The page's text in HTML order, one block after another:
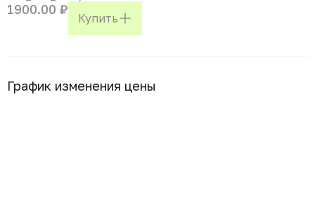
1900.00 ₽
Купить
График изменения цены